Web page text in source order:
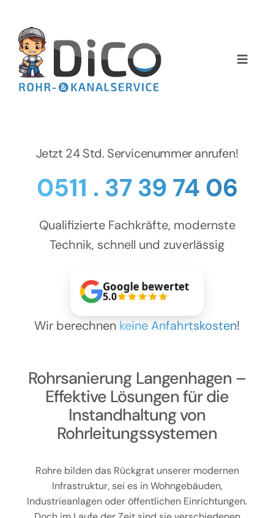
springen
Toggle
Home
NEWS
Kontakt
Rohrsanierung Langenhagen –
Effektive Lösungen für die
Instandhaltung von
Rohrleitungssystemen
Rohre bilden das Rückgrat unserer modernen
Infrastruktur, sei es in Wohngebäuden,
Industrieanlagen oder öffentlichen Einrichtungen.
Jetzt 24 Std. Servicenummer anrufen!
0511 . 37 39 74 06
Qualifizierte Fachkräfte, modernste
Technik, schnell und zuverlässig
Google bewertet
5.0
Wir berechnen keine Anfahrtskosten!